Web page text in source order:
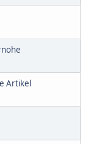
Artikel